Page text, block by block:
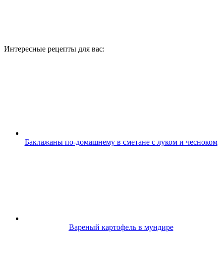
Интересные рецепты для вас:
Баклажаны по-домашнему в сметане с луком и чесноком
Вареный картофель в мундире